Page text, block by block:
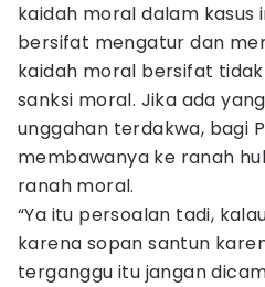
kaidah moral dalam kasus
bersifat mengatur dan
kaidah moral bersifat
sanksi moral. Jika ada
unggahan terdakwa, bagi
membawanya ke ranah
ranah moral.
“Ya itu persoalan tadi,
karena sopan santun
terganggu itu jangan